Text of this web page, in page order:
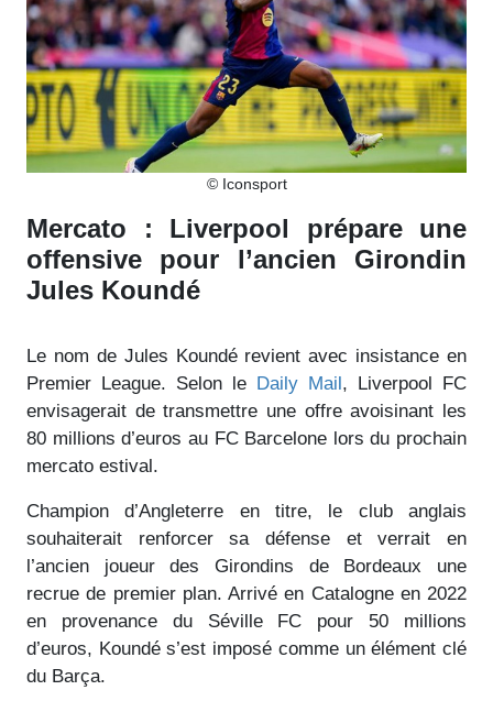
© Iconsport
Mercato : Liverpool prépare une
offensive pour l’ancien Girondin
Jules Koundé
Le nom de Jules Koundé revient avec insistance en
Premier League. Selon le Daily Mail, Liverpool FC
envisagerait de transmettre une offre avoisinant les
80 millions d’euros au FC Barcelone lors du prochain
mercato estival.
Champion d’Angleterre en titre, le club anglais
souhaiterait renforcer sa défense et verrait en
l’ancien joueur des Girondins de Bordeaux une
recrue de premier plan. Arrivé en Catalogne en 2022
en provenance du Séville FC pour 50 millions
d’euros, Koundé s’est imposé comme un élément clé
du Barça.